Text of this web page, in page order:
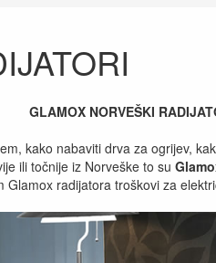
GLAMOX NORVEŠKI
kako nabaviti drva za ogrijev,
ili točnije iz Norveške to su
Glamox radijatora troškovi za